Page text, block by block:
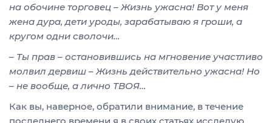
на обочине торговец – Жизнь ужасна! Вот у меня
жена дура, дети уроды, зарабатываю я гроши, а
кругом одни сволочи…
– Ты прав – остановившись на мгновение участливо
молвил дервиш – Жизнь действительно ужасна! Но
– не вообще, а лично ТВОЯ…
Как вы, наверное, обратили внимание, в течение
последнего времени я в своих статьях исследую